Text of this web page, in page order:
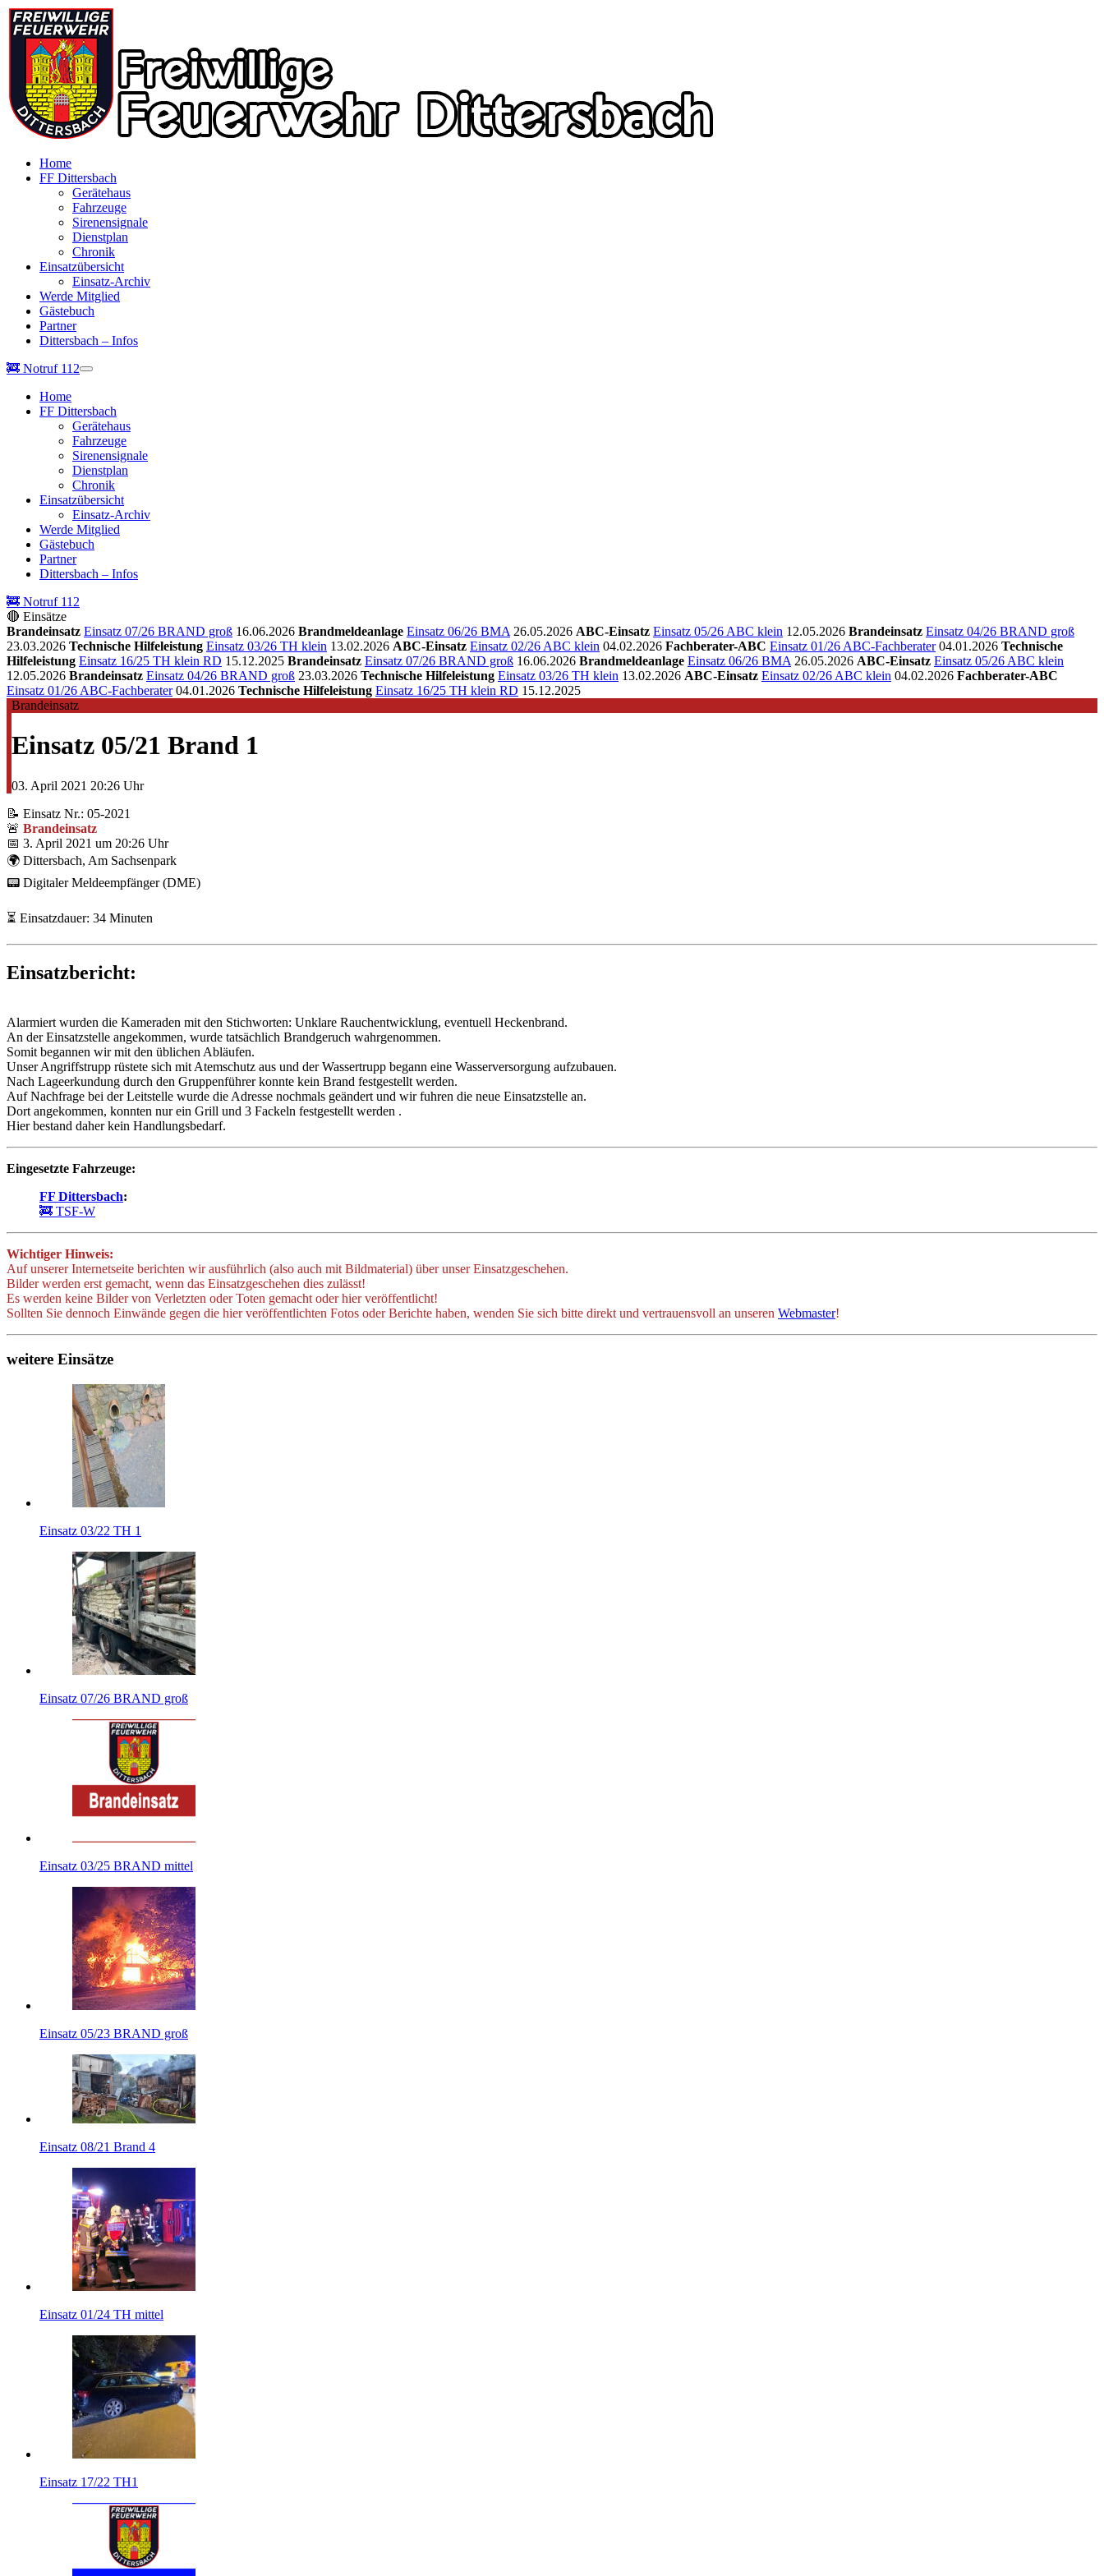
Home
FF Dittersbach
Gerätehaus
Fahrzeuge
Sirenensignale
Dienstplan
Chronik
Einsatzübersicht
Einsatz-Archiv
Werde Mitglied
Gästebuch
Partner
Dittersbach – Infos
🚒 Notruf 112
Home
FF Dittersbach
Gerätehaus
Fahrzeuge
Sirenensignale
Dienstplan
Chronik
Einsatzübersicht
Einsatz-Archiv
Werde Mitglied
Gästebuch
Partner
Dittersbach – Infos
🚒 Notruf 112
🔴 Einsätze
Brandeinsatz Einsatz 07/26 BRAND groß 16.06.2026 Brandmeldeanlage Einsatz 06/26 BMA 26.05.2026 ABC-Einsatz Einsatz 05/26 ABC klein 12.05.2026 Brandeinsatz Einsatz 04/26 BRAND groß
23.03.2026 Technische Hilfeleistung Einsatz 03/26 TH klein 13.02.2026 ABC-Einsatz Einsatz 02/26 ABC klein 04.02.2026 Fachberater-ABC Einsatz 01/26 ABC-Fachberater 04.01.2026 Technische
Hilfeleistung Einsatz 16/25 TH klein RD 15.12.2025 Brandeinsatz Einsatz 07/26 BRAND groß 16.06.2026 Brandmeldeanlage Einsatz 06/26 BMA 26.05.2026 ABC-Einsatz Einsatz 05/26 ABC klein
12.05.2026 Brandeinsatz Einsatz 04/26 BRAND groß 23.03.2026 Technische Hilfeleistung Einsatz 03/26 TH klein 13.02.2026 ABC-Einsatz Einsatz 02/26 ABC klein 04.02.2026 Fachberater-ABC
Einsatz 01/26 ABC-Fachberater 04.01.2026 Technische Hilfeleistung Einsatz 16/25 TH klein RD 15.12.2025
Brandeinsatz
Einsatz 05/21 Brand 1
03. April 2021 20:26 Uhr
📝 Einsatz Nr.: 05-2021
🚨 Brandeinsatz
📅 3. April 2021 um 20:26 Uhr
🌍 Dittersbach, Am Sachsenpark
📟 Digitaler Meldeempfänger (DME)
⏳ Einsatzdauer: 34 Minuten
Einsatzbericht:
Alarmiert wurden die Kameraden mit den Stichworten: Unklare Rauchentwicklung, eventuell Heckenbrand.
An der Einsatzstelle angekommen, wurde tatsächlich Brandgeruch wahrgenommen.
Somit begannen wir mit den üblichen Abläufen.
Unser Angriffstrupp rüstete sich mit Atemschutz aus und der Wassertrupp begann eine Wasserversorgung aufzubauen.
Nach Lageerkundung durch den Gruppenführer konnte kein Brand festgestellt werden.
Auf Nachfrage bei der Leitstelle wurde die Adresse nochmals geändert und wir fuhren die neue Einsatzstelle an.
Dort angekommen, konnten nur ein Grill und 3 Fackeln festgestellt werden .
Hier bestand daher kein Handlungsbedarf.
Eingesetzte Fahrzeuge:
FF Dittersbach:
🚒 TSF-W
Wichtiger Hinweis:
Auf unserer Internetseite berichten wir ausführlich (also auch mit Bildmaterial) über unser Einsatzgeschehen.
Bilder werden erst gemacht, wenn das Einsatzgeschehen dies zulässt!
Es werden keine Bilder von Verletzten oder Toten gemacht oder hier veröffentlicht!
Sollten Sie dennoch Einwände gegen die hier veröffentlichten Fotos oder Berichte haben, wenden Sie sich bitte direkt und vertrauensvoll an unseren Webmaster!
weitere Einsätze
Einsatz 03/22 TH 1
Einsatz 07/26 BRAND groß
Einsatz 03/25 BRAND mittel
Einsatz 05/23 BRAND groß
Einsatz 08/21 Brand 4
Einsatz 01/24 TH mittel
Einsatz 17/22 TH1